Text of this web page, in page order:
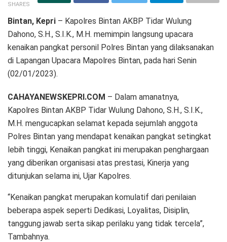
SHARES
Bintan, Kepri – Kapolres Bintan AKBP Tidar Wulung
Dahono, S.H., S.I.K., M.H. memimpin langsung upacara
kenaikan pangkat personil Polres Bintan yang dilaksanakan
di Lapangan Upacara Mapolres Bintan, pada hari Senin
(02/01/2023).
CAHAYANEWSKEPRI.COM – Dalam amanatnya,
Kapolres Bintan AKBP Tidar Wulung Dahono, S.H., S.I.K.,
M.H. mengucapkan selamat kepada sejumlah anggota
Polres Bintan yang mendapat kenaikan pangkat setingkat
lebih tinggi, Kenaikan pangkat ini merupakan penghargaan
yang diberikan organisasi atas prestasi, Kinerja yang
ditunjukan selama ini, Ujar Kapolres.
“Kenaikan pangkat merupakan komulatif dari penilaian
beberapa aspek seperti Dedikasi, Loyalitas, Disiplin,
tanggung jawab serta sikap perilaku yang tidak tercela”,
Tambahnya.